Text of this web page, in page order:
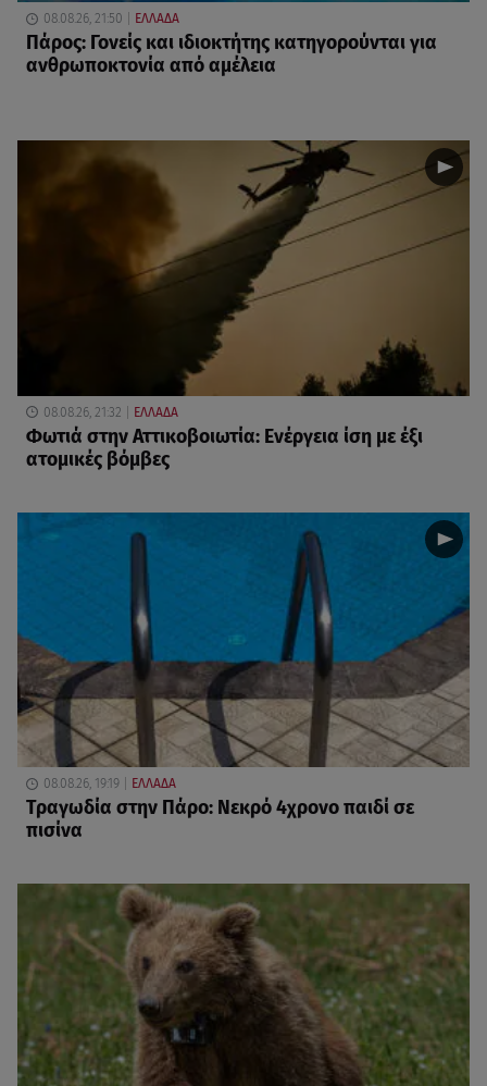
08.08.26, 21:50 ΕΛΛΑΔΑ
Πάρος: Γονείς και ιδιοκτήτης κατηγορούνται για
ανθρωποκτονία από αμέλεια
08.08.26, 21:32 ΕΛΛΑΔΑ
Φωτιά στην Αττικοβοιωτία: Ενέργεια ίση με έξι
ατομικές βόμβες
08.08.26, 19:19 ΕΛΛΑΔΑ
Τραγωδία στην Πάρο: Νεκρό 4χρονο παιδί σε
πισίνα